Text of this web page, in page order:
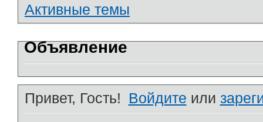
Активные темы
Объявление
Привет, Гость! Войдите или